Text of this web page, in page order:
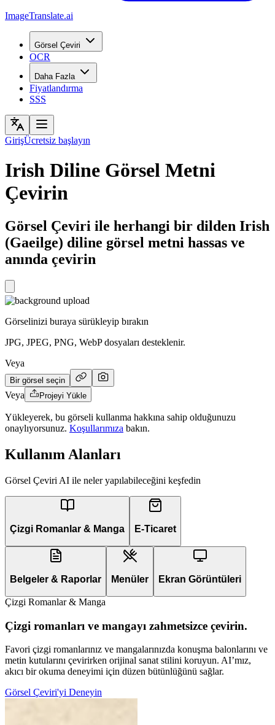
ImageTranslate.ai
Görsel Çeviri
OCR
Daha Fazla
Fiyatlandırma
SSS
GirişÜcretsiz başlayın
Irish Diline Görsel Metni
Çevirin
Görsel Çeviri ile herhangi bir dilden Irish
(Gaeilge) diline görsel metni hassas ve
anında çevirin
Görselinizi buraya sürükleyip bırakın
JPG, JPEG, PNG, WebP dosyaları desteklenir.
Veya
Bir görsel seçin
Veya Projeyi Yükle
Yükleyerek, bu görseli kullanma hakkına sahip olduğunuzu
onaylıyorsunuz. Koşullarımıza bakın.
Kullanım Alanları
Görsel Çeviri AI ile neler yapılabileceğini keşfedin
Çizgi Romanlar & Manga E-Ticaret
Belgeler & Raporlar Menüler Ekran Görüntüleri
Çizgi Romanlar & Manga
Çizgi romanları ve mangayı zahmetsizce çevirin.
Favori çizgi romanlarınız ve mangalarınızda konuşma balonlarını ve
metin kutularını çevirirken orijinal sanat stilini koruyun. AI’mız,
akıcı bir okuma deneyimi için düzen bütünlüğünü sağlar.
Görsel Çeviri'yi Deneyin